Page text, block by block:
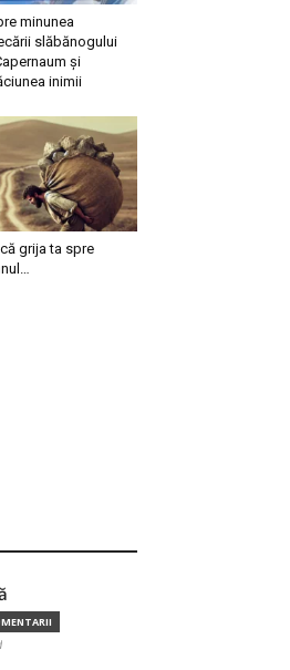
minunea
slăbănogului
și
inimii
grija ta spre